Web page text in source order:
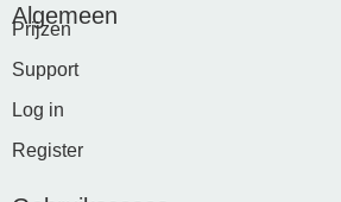
Algemeen
Prijzen
Support
Log in
Register